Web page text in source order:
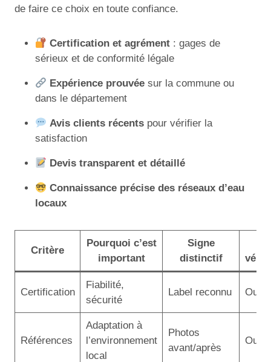
de faire ce choix en toute confiance.
Certification et agrément : gages de
sérieux et de conformité légale
Expérience prouvée sur la commune ou
dans le département
Avis clients récents pour vérifier la
satisfaction
Devis transparent et détaillé
Connaissance précise des réseaux d’eau
locaux
Critère
Pourquoi c’est
important
Signe
distinctif
Certification
Fiabilité,
sécurité
Label reconnu Oui
Références
Adaptation à
l’environnement
local
Photos
avant/après
Oui